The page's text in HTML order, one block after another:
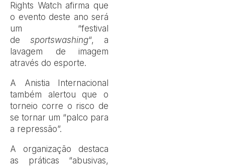
Rights Watch afirma que
o evento deste ano será
um “festival
de sportswashing“, a
lavagem de imagem
através do esporte.
A Anistia Internacional
também alertou que o
torneio corre o risco de
se tornar um “palco para
a repressão”.
A organização destaca
as práticas “abusivas,